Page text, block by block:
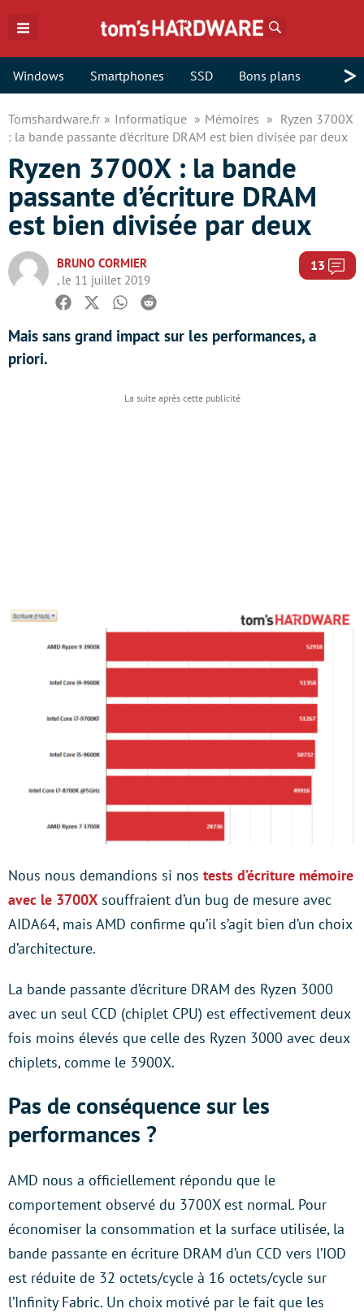
Windows Smartphones SSD Bons plans >
Tomshardware.fr Informatique Mémoires
Ryzen 3700X
: la bande passante d’écriture DRAM est bien divisée par deux
Ryzen 3700X : la bande
passante d’écriture DRAM
est bien divisée par deux
BRUNO CORMIER
, le 11 juillet 2019
13
Facebook
TwitterWhatsapp
Reddit
Mais sans grand impact sur les performances, a
priori.
Nous nous demandions si nos tests d’écriture mémoire
avec le 3700X souffraient d’un bug de mesure avec
AIDA64, mais AMD confirme qu’il s’agit bien d’un choix
d’architecture.
La bande passante d’écriture DRAM des Ryzen 3000
avec un seul CCD (chiplet CPU) est effectivement deux
fois moins élevés que celle des Ryzen 3000 avec deux
chiplets, comme le 3900X.
Pas de conséquence sur les
performances ?
AMD nous a officiellement répondu que le
comportement observé du 3700X est normal. Pour
économiser la consommation et la surface utilisée, la
bande passante en écriture DRAM d’un CCD vers l’IOD
est réduite de 32 octets/cycle à 16 octets/cycle sur
l’Infinity Fabric. Un choix motivé par le fait que les